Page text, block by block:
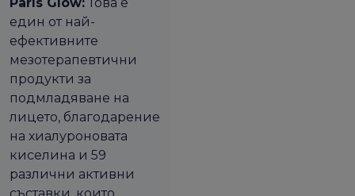
един от най-
ефективните
мезотерапевтични
продукти за
подмладяване на
лицето, благодарение
на хиалуроновата
киселина и 59
различни активни